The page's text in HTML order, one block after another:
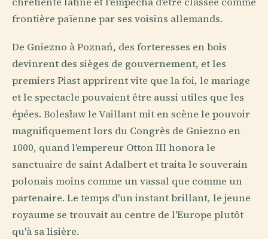
frontière païenne par ses voisins allemands.
De Gniezno à Poznań, des forteresses en bois
devinrent des sièges de gouvernement, et les
premiers Piast apprirent vite que la foi, le mariage
et le spectacle pouvaient être aussi utiles que les
épées. Bolesław le Vaillant mit en scène le pouvoir
magnifiquement lors du Congrès de Gniezno en
1000, quand l'empereur Otton III honora le
sanctuaire de saint Adalbert et traita le souverain
polonais moins comme un vassal que comme un
partenaire. Le temps d'un instant brillant, le jeune
royaume se trouvait au centre de l'Europe plutôt
qu'à sa lisière.